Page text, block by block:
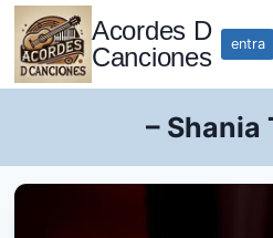
Saltar
contenido
Acordes D
Canciones
entra
– Shania